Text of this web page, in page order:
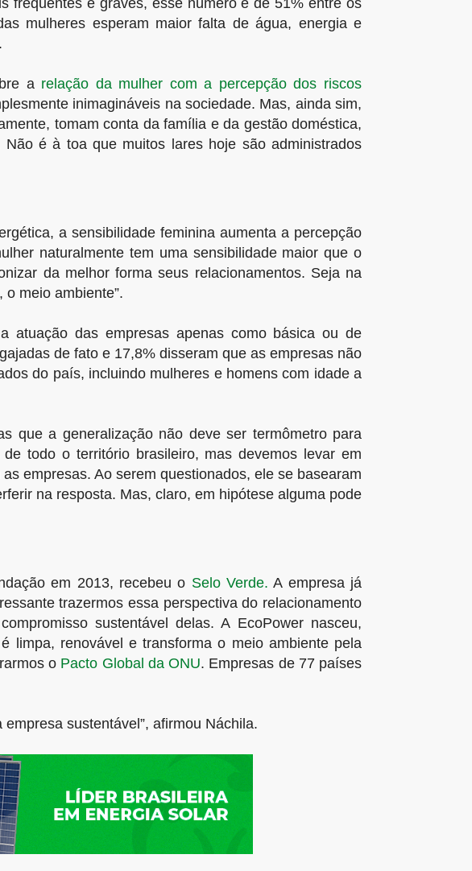
mulheres esperam maior falta de água, energia e
a relação da mulher com a percepção dos riscos
inimagináveis na sociedade. Mas, ainda sim,
tomam conta da família e da gestão doméstica,
é à toa que muitos lares hoje são administrados
a sensibilidade feminina aumenta a percepção
naturalmente tem uma sensibilidade maior que o
da melhor forma seus relacionamentos. Seja na
meio ambiente”.
atuação das empresas apenas como básica ou de
de fato e 17,8% disseram que as empresas não
do país, incluindo mulheres e homens com idade a
que a generalização não deve ser termômetro para
todo o território brasileiro, mas devemos levar em
empresas. Ao serem questionados, ele se basearam
na resposta. Mas, claro, em hipótese alguma pode
em 2013, recebeu o Selo Verde. A empresa já
trazermos essa perspectiva do relacionamento
sustentável delas. A EcoPower nasceu,
limpa, renovável e transforma o meio ambiente pela
o Pacto Global da ONU. Empresas de 77 países
sustentável”, afirmou Náchila.